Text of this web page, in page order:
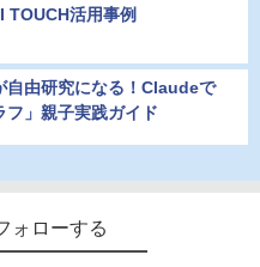
TOUCH活用事例
自由研究になる！Claudeで
フ」親子実践ガイド
ォローする